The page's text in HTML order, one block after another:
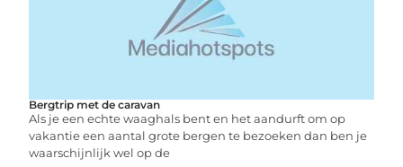
Bergtrip met de caravan
Als je een echte waaghals bent en het aandurft om op
vakantie een aantal grote bergen te bezoeken dan ben je
waarschijnlijk wel op de